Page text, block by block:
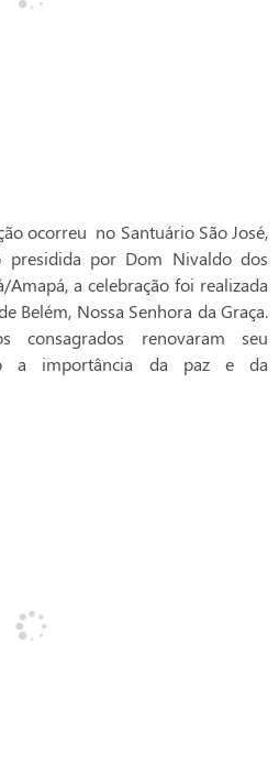
ocorreu no Santuário São José,
presidida por Dom Nivaldo dos
Amapá, a celebração foi realizada
Belém, Nossa Senhora da Graça.
consagrados renovaram seu
a importância da paz e da